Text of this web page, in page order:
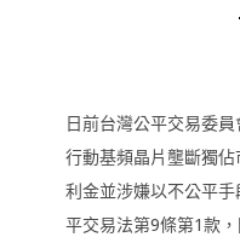
日前台灣公平交易委
行動基頻晶片壟斷獨
利金並涉嫌以不公平
平交易法第9條第1款